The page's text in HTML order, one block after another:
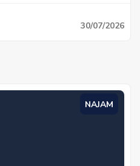
30/07/2026
NAJAM